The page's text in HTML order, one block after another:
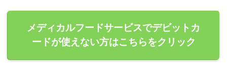
メディカルフードサービスでデビットカ
ードが使えない方はこちらをクリック